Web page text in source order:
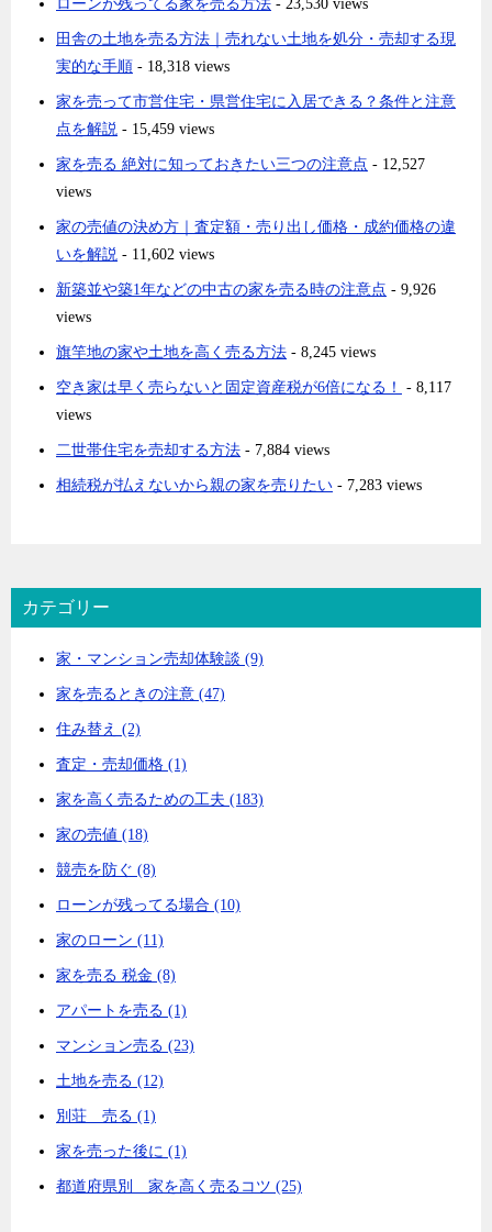
ローンが残ってる家を売る方法 - 23,530 views
田舎の土地を売る方法｜売れない土地を処分・売却する現
実的な手順 - 18,318 views
家を売って市営住宅・県営住宅に入居できる？条件と注意
点を解説 - 15,459 views
家を売る 絶対に知っておきたい三つの注意点 - 12,527
views
家の売値の決め方｜査定額・売り出し価格・成約価格の違
いを解説 - 11,602 views
新築並や築1年などの中古の家を売る時の注意点 - 9,926
views
旗竿地の家や土地を高く売る方法 - 8,245 views
空き家は早く売らないと固定資産税が6倍になる！
- 8,117
views
二世帯住宅を売却する方法 - 7,884 views
相続税が払えないから親の家を売りたい - 7,283 views
カテゴリー
家・マンション売却体験談 (9)
家を売るときの注意 (47)
住み替え (2)
査定・売却価格 (1)
家を高く売るための工夫 (183)
家の売値 (18)
競売を防ぐ (8)
ローンが残ってる場合 (10)
家のローン (11)
家を売る 税金 (8)
アパートを売る (1)
マンション売る (23)
土地を売る (12)
別荘 売る (1)
家を売った後に (1)
都道府県別 家を高く売るコツ (25)